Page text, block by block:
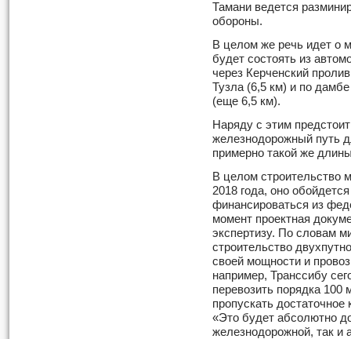
Тамани ведется
обороны.
В целом же речь идет о
будет состоять из
через Керченский
Тузла (6,5 км) и по
(еще 6,5 км).
Наряду с этим
железнодорожный путь
примерно такой же
В целом строительство
2018 года, оно
финансироваться из
момент проектная
экспертизу. По словам
строительство
своей мощности и
например, Транссибу
перевозить порядка 100
пропускать
«Это будет абсолютно
железнодорожной, так и